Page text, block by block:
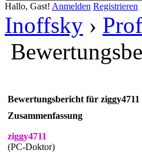
Hallo, Gast! Anmelden Registrieren
Inoffsky ›
Bewertungsbericht für ziggy4711
Zusammenfassung
ziggy4711
(PC-Doktor)